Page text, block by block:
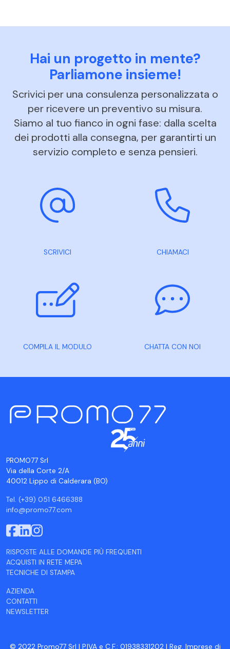
Hai un progetto in mente?
Parliamone insieme!
Scrivici per una consulenza personalizzata o
per ricevere un preventivo su misura.
Siamo al tuo fianco in ogni fase: dalla scelta
dei prodotti alla consegna, per garantirti un
servizio completo e senza pensieri.
SCRIVICI CHIAMACI
COMPILA IL MODULO CHATTA CON NOI
PROMO77 Srl
Via della Corte 2/A
40012 Lippo di Calderara (BO)
Tel. (+39) 051 6466388
info@promo77.com
RISPOSTE ALLE DOMANDE PIÙ FREQUENTI
ACQUISTI IN RETE MEPA
TECNICHE DI STAMPA
AZIENDA
CONTATTI
NEWSLETTER
© 2022 Promo77 Srl | P.IVA e C.F.: 01938331202 | Reg. Imprese di